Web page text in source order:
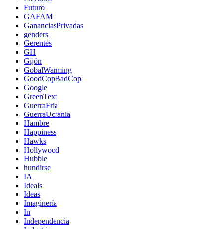
Futuro
GAFAM
GananciasPrivadas
genders
Gerentes
GH
Gijón
GobalWarming
GoodCopBadCop
Google
GreenText
GuerraFria
GuerraUcrania
Hambre
Happiness
Hawks
Hollywood
Hubble
hundirse
IA
Ideals
Ideas
Imaginería
In
Independencia